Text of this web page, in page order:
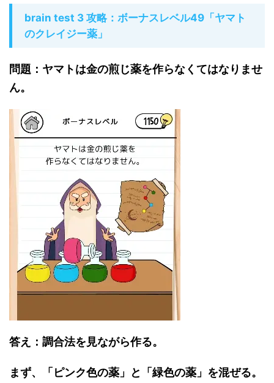
brain test 3 攻略：ボーナスレベル49「ヤマト
のクレイジー薬」
問題：ヤマトは金の煎じ薬を作らなくてはなりませ
ん。
答え：調合法を見ながら作る。
まず、「ピンク色の薬」と「緑色の薬」を混ぜる。